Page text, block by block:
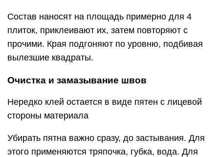
Состав наносят на площадь примерно для 4
плиток, приклеивают их, затем повторяют с
прочими. Края подгоняют по уровню, подбивая
вылезшие квадраты.
Очистка и замазывание швов
Нередко клей остается в виде пятен с лицевой
стороны материала
Убирать пятна важно сразу, до застывания. Для
этого применяются тряпочка, губка, вода. Для